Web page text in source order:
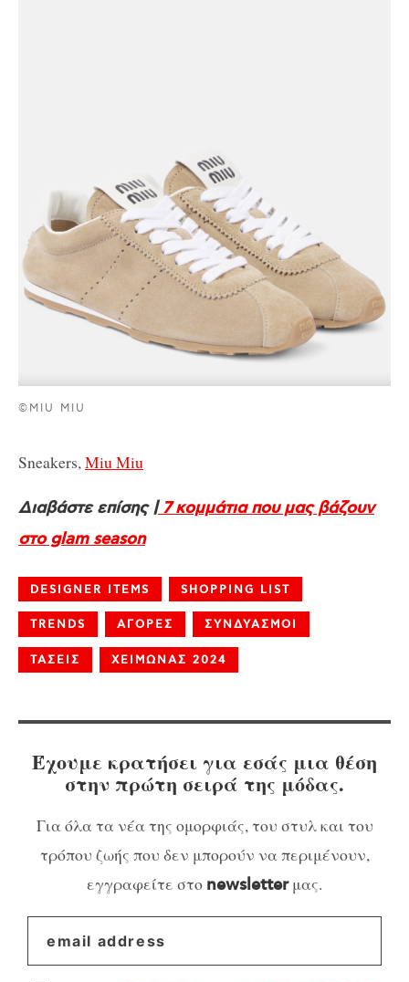
©MIU MIU
Sneakers, Miu Miu
Διαβάστε επίσης |7 κομμάτια που μας βάζουν
στο glam season
DESIGNER ITEMS SHOPPING LIST
TRENDS ΑΓΟΡΕΣ ΣΥΝΔΥΑΣΜΟΙ
ΤΑΣΕΙΣ ΧΕΙΜΩΝΑΣ 2024
Έχουμε κρατήσει για εσάς μια θέση
στην πρώτη σειρά της μόδας.
Για όλα τα νέα της ομορφιάς, του στυλ και του
τρόπου ζωής που δεν μπορούν να περιμένουν,
εγγραφείτε στο newsletterμας.